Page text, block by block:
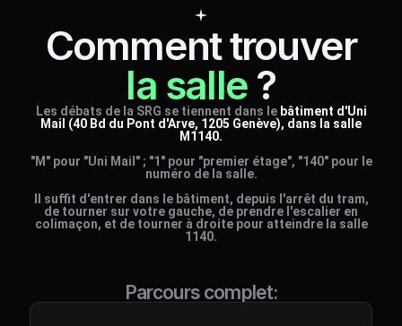
Comment trouver
la salle ?
Les débats de la SRG se tiennent dans le bâtiment d'Uni
Mail (40 Bd du Pont d'Arve, 1205 Genève), dans la salle
M1140.
"M" pour "Uni Mail" ; "1" pour "premier étage", "140" pour le
numéro de la salle.
Il suffit d'entrer dans le bâtiment, depuis l'arrêt du tram,
de tourner sur votre gauche, de prendre l'escalier en
colimaçon, et de tourner à droite pour atteindre la salle
1140.
Parcours complet: